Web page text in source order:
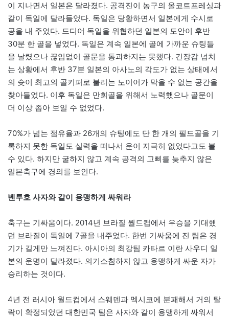
이 지나면서 일본은 달라졌다. 공격진이 농구의 올코트프레싱과
같이 독일에 달라들었다. 독일은 당황하면서 일본에게 수시로
공을 내 주었다. 드디어 독일을 위협하던 일본의 도안이 후반
30분 한 골을 넣었다. 독일은 계속 일본에 골에 가까운 슈팅들
을 날렸으나 끊임없이 골문을 통과하지는 못했다. 긴장감 넘치
는 상황에서 후반 37분 일본의 아사노의 각도가 없는 상태에서
의 슛이 최고의 골키퍼로 불리는 노이어가 막을 수 없는 공간을
찾아들었다. 이후 독일은 만회골을 위해서 노력했으나 골문이
더 이상 좁아 보일 수 없었다.
70%가 넘는 점유율과 26개의 슈팅에도 단 한 개의 필드골을 기
록하지 못한 독일도 실력을 떠나서 운이 지극히 없었다고도 볼
수 있다. 하지만 굴하지 않고 계속 공격의 고삐를 늦추지 않은
일본축구에 경의를 보인다.
벤투호 사자와 같이 용맹하게 싸워라
축구는 기싸움이다. 2014년 브라질 월드컵에서 우승을 기대했
던 브라질이 독일에 7골을 내주었다. 한번 기싸움에 진 팀은 경
기가 길게만 느껴진다. 아시아의 최강팀 카타르 이란 사우디 일
본의 운명이 달라졌다. 의기소침하지 않고 용맹하게 싸운 자가
승리하는 것이다.
4년 전 러시아 월드컵에서 스웨덴과 멕시코에 분패해서 거의 탈
락이 확정되었던 대한민국 팀은 사자와 같이 용맹하게 싸워서